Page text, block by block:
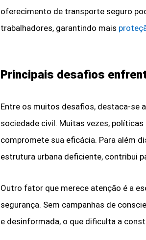
oferecimento de transporte seguro
trabalhadores, garantindo mais
Principais desafios
Entre os muitos desafios, destaca-se
sociedade civil. Muitas vezes,
compromete sua eficácia. Para além
estrutura urbana deficiente, contribui
Outro fator que merece atenção é a
segurança. Sem campanhas de
e desinformada, o que dificulta a